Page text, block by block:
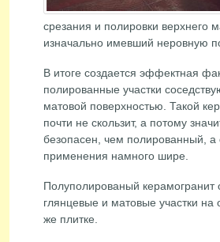
срезания и полировки верхнего
изначально имевший неровную
В итоге создается эффектная
полированные участки
матовой поверхностью. Такой
почти не скользит, а потому
безопасен, чем полированный,
применения намного шире.
Полуполированый керамогранит
глянцевые и матовые участки на
же плитке.